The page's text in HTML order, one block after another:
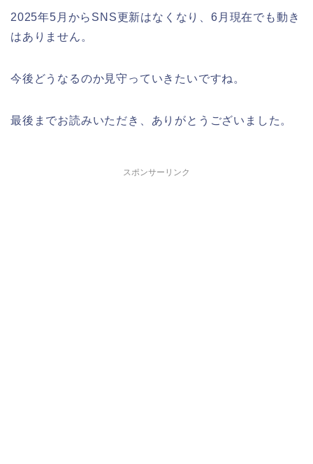
2025年5月からSNS更新はなくなり、6月現在でも動き
はありません。
今後どうなるのか見守っていきたいですね。
最後までお読みいただき、ありがとうございました。
スポンサーリンク